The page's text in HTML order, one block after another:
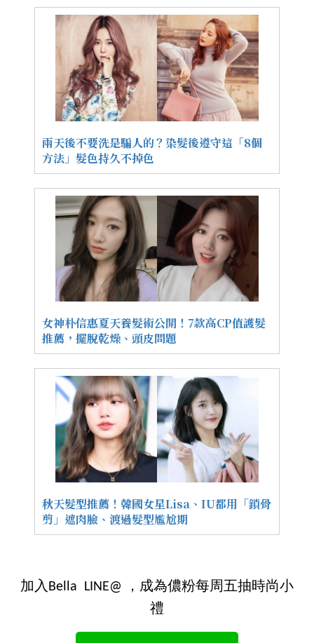
兩天後不要洗是騙人的？染髮後遵守這「8個
方法」髮色持久不掉色
女神朴信惠夏天養髮術公開！7款高CP值護髮
推薦，擺脫乾燥、頭皮問題
秋天髮型推薦！韓國女星Lisa、IU都用「鎖骨
剪」遮肉臉、渡過髮型尷尬期
加入Bella LINE@ ，成為儂粉每周五抽時尚小
禮